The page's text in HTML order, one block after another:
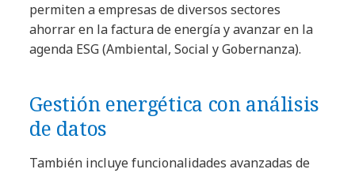
permiten a empresas de diversos sectores
ahorrar en la factura de energía y avanzar en la
agenda ESG (Ambiental, Social y Gobernanza).
Gestión energética con análisis
de datos
También incluye funcionalidades avanzadas de